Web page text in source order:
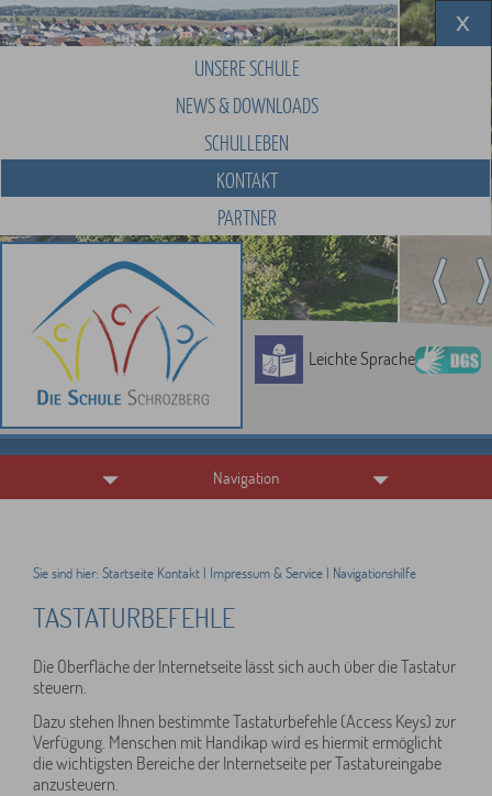
UNSERE SCHULE
NEWS & DOWNLOADS
SCHULLEBEN
KONTAKT
PARTNER
Leichte Sprache
Navigation
Sie sind hier: Startseite Kontakt| Impressum & Service| Navigationshilfe
TASTATURBEFEHLE
Die Oberfläche der Internetseite lässt sich auch über die Tastatur
steuern.
Dazu stehen Ihnen bestimmte Tastaturbefehle (Access Keys) zur
Verfügung. Menschen mit Handikap wird es hiermit ermöglicht
die wichtigsten Bereiche der Internetseite per Tastatureingabe
anzusteuern.